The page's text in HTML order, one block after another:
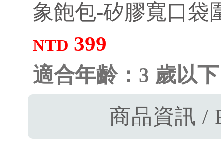
象飽包-矽膠寬口袋
NTD 399
適合年齡：3 歲以下
商品資訊 /